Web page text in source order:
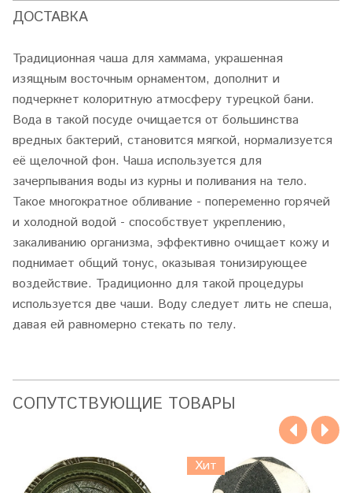
ДОСТАВКА
Традиционная чаша для хаммама, украшенная
изящным восточным орнаментом, дополнит и
подчеркнет колоритную атмосферу турецкой бани.
Вода в такой посуде очищается от большинства
вредных бактерий, становится мягкой, нормализуется
её щелочной фон. Чаша используется для
зачерпывания воды из курны и поливания на тело.
Такое многократное обливание - попеременно горячей
и холодной водой - способствует укреплению,
закаливанию организма, эффективно очищает кожу и
поднимает общий тонус, оказывая тонизирующее
воздействие. Традиционно для такой процедуры
используется две чаши. Воду следует лить не спеша,
давая ей равномерно стекать по телу.
CОПУТСТВУЮЩИЕ ТОВАРЫ
Хит